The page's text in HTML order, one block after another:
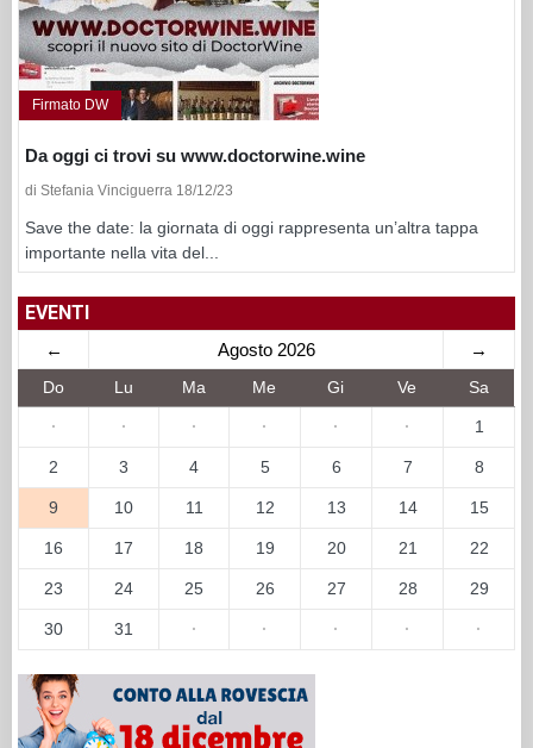
Firmato DW
Da oggi ci trovi su www.doctorwine.wine
di Stefania Vinciguerra 18/12/23
Save the date: la giornata di oggi rappresenta un’altra tappa
importante nella vita del...
EVENTI
← Agosto 2026 →
Do Lu Ma Me Gi Ve Sa
· · · · · · 1
2 3 4 5 6 7 8
9 10 11 12 13 14 15
16 17 18 19 20 21 22
23 24 25 26 27 28 29
30 31 · · · · ·